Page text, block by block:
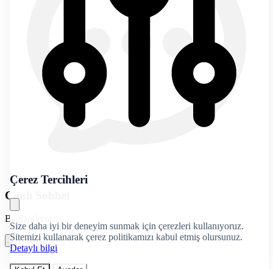
Çerez Tercihleri
Size daha iyi bir deneyim sunmak için çerezleri kullanıyoruz.
Sitemizi kullanarak çerez politikamızı kabul etmiş olursunuz.
Detaylı bilgi
Canlı Sohbet
Bağlanılıyor...